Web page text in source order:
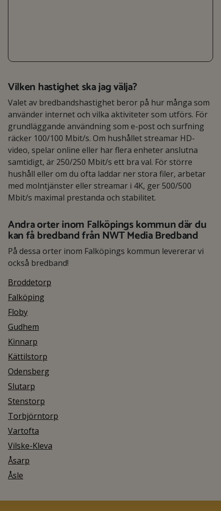
Vilken hastighet ska jag välja?
Valet av bredbandshastighet beror på hur många som
använder internet och vilka aktiviteter som utförs. För
grundläggande användning som e-post och surfning
räcker 100/100 Mbit/s. Om hushållet streamar HD-
video, spelar online eller har flera enheter anslutna
samtidigt, är 250/250 Mbit/s ett bra val. För större
hushåll eller om du ofta laddar ner stora filer, arbetar
med molntjänster eller streamar i 4K, ger 500/500
Mbit/s maximal prestanda och stabilitet.
Andra orter inom Falköpings kommun där du
kan få bredband från NWT Media Bredband
På dessa orter inom Falköpings kommun levererar vi
också bredband!
Broddetorp
Falköping
Floby
Gudhem
Kinnarp
Kättilstorp
Odensberg
Slutarp
Stenstorp
Torbjörntorp
Vartofta
Vilske-Kleva
Åsarp
Åsle